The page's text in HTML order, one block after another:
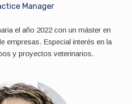
Manager
el año 2022 con un máster en
empresas. Especial interés en la
y proyectos veterinarios.